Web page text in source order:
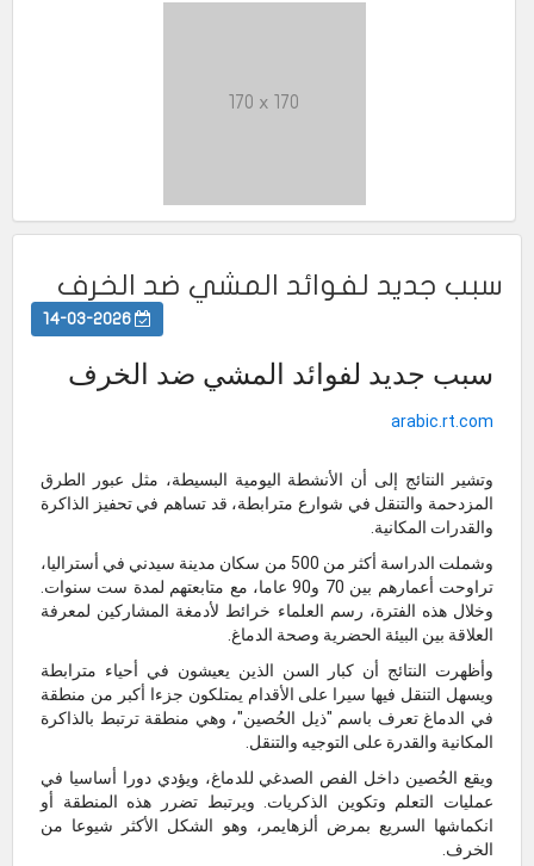
170 x 170
سبب جديد لفوائد المشي ضد الخرف
سبب جديد لفوائد المشي ضد الخرف
arabic.rt.com
وتشير النتائج إلى أن الأنشطة اليومية البسيطة، مثل عبور الطرق
المزدحمة والتنقل في شوارع مترابطة، قد تساهم في تحفيز الذاكرة
والقدرات المكانية.
وشملت الدراسة أكثر من 500 من سكان مدينة سيدني في أستراليا،
تراوحت أعمارهم بين 70 و90 عاما، مع متابعتهم لمدة ست سنوات.
وخلال هذه الفترة، رسم العلماء خرائط لأدمغة المشاركين لمعرفة
العلاقة بين البيئة الحضرية وصحة الدماغ.
وأظهرت النتائج أن كبار السن الذين يعيشون في أحياء مترابطة
ويسهل التنقل فيها سيرا على الأقدام يمتلكون جزءا أكبر من منطقة
في الدماغ تعرف باسم "ذيل الحُصين"، وهي منطقة ترتبط بالذاكرة
المكانية والقدرة على التوجيه والتنقل.
ويقع الحُصين داخل الفص الصدغي للدماغ، ويؤدي دورا أساسيا في
عمليات التعلم وتكوين الذكريات. ويرتبط تضرر هذه المنطقة أو
انكماشها السريع بمرض ألزهايمر، وهو الشكل الأكثر شيوعا من
الخرف.